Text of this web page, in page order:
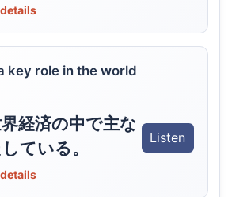
key role in the world
経済の中で主な
ている。
Listen